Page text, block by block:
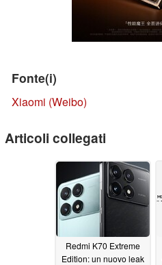
Fonte(i)
Xiaomi (Weibo)
Articoli collegati
Redmi K70 Extreme
Edition: un nuovo leak